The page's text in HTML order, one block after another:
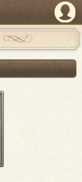
PandoraPartyProject